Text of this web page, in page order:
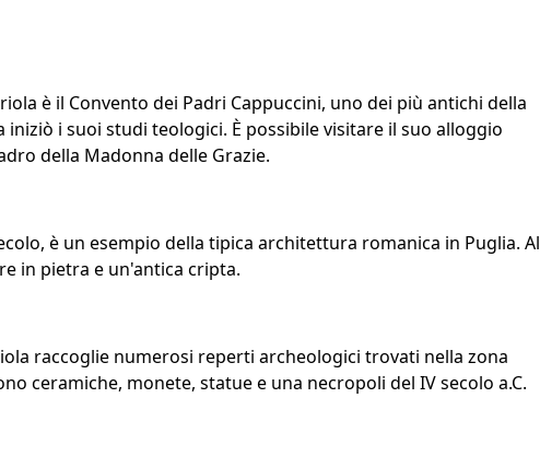
è il Convento dei Padri Cappuccini, uno dei più antichi della
iniziò i suoi studi teologici. È possibile visitare il suo alloggio
della Madonna delle Grazie.
è un esempio della tipica architettura romanica in Puglia. Al
in pietra e un'antica cripta.
raccoglie numerosi reperti archeologici trovati nella zona
ceramiche, monete, statue e una necropoli del IV secolo a.C.